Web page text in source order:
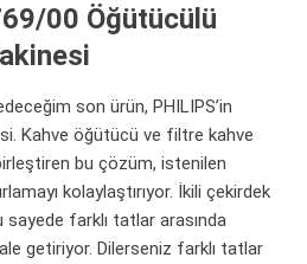
00 Öğütücülü
son ürün, PHILIPS’in
Kahve öğütücü ve filtre kahve
bu çözüm, istenilen
kolaylaştırıyor. İkili çekirdek
farklı tatlar arasında
getiriyor. Dilerseniz farklı tatlar